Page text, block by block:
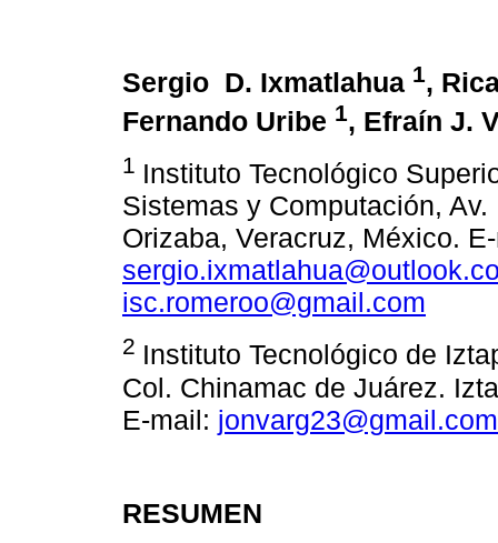
Sergio D. Ixmatlahua 1,
Fernando Uribe 1, Efraín J.
1 Instituto Tecnológico
Sistemas y Computación,
Orizaba, Veracruz, México.
isc.romeroo@gmail.com
2 Instituto Tecnológico de
Col. Chinamac de Juárez.
E-mail: jonvarg23@gmail.com
RESUMEN